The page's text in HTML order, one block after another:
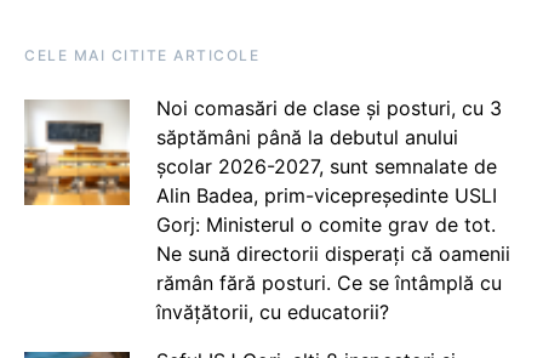
CELE MAI CITITE ARTICOLE
Noi comasări de clase și posturi, cu 3
săptămâni până la debutul anului
școlar 2026-2027, sunt semnalate de
Alin Badea, prim-vicepreședinte USLI
Gorj: Ministerul o comite grav de tot.
Ne sună directorii disperați că oamenii
rămân fără posturi. Ce se întâmplă cu
învățătorii, cu educatorii?